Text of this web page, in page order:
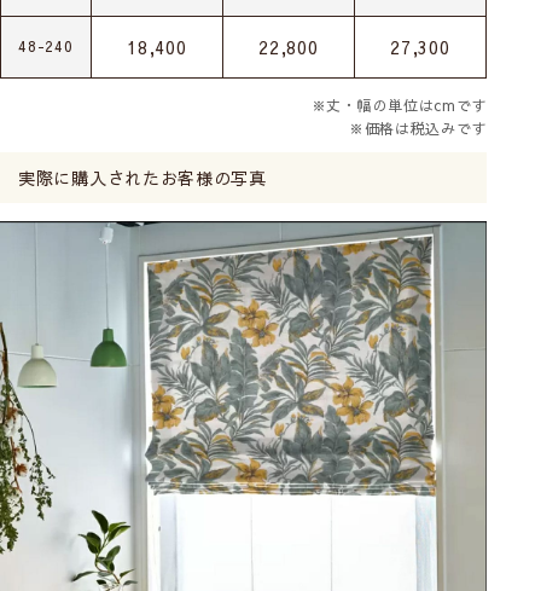
48-240 18,400 22,800 27,300
※丈・幅の単位はcmです
※価格は税込みです
実際に購入されたお客様の写真